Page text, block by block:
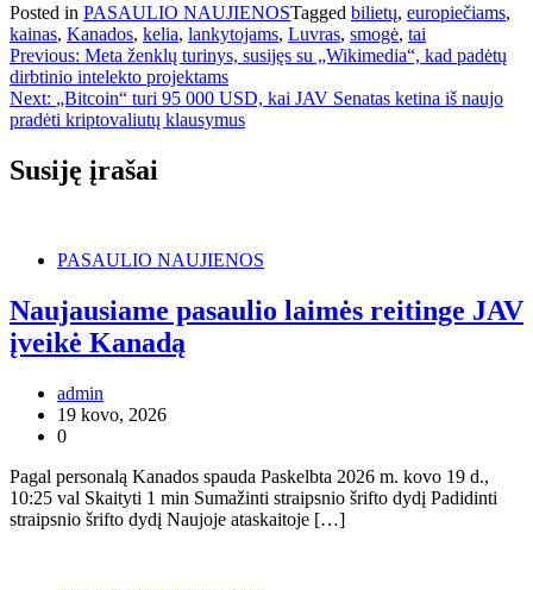
Posted in PASAULIO NAUJIENOSTagged bilietų, europiečiams,
kainas, Kanados, kelia, lankytojams, Luvras, smogė, tai
Navigacija
tarp
įrašų
Previous: Meta ženklų turinys, susijęs su „Wikimedia“, kad padėtų
dirbtinio intelekto projektams
Next: „Bitcoin“ turi 95 000 USD, kai JAV Senatas ketina iš naujo
pradėti kriptovaliutų klausymus
Susiję įrašai
PASAULIO NAUJIENOS
Naujausiame pasaulio laimės reitinge JAV
įveikė Kanadą
admin
19 kovo, 2026
0
Pagal personalą Kanados spauda Paskelbta 2026 m. kovo 19 d.,
10:25 val Skaityti 1 min Sumažinti straipsnio šrifto dydį Padidinti
straipsnio šrifto dydį Naujoje ataskaitoje […]